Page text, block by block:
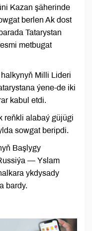
Kazan şäherinde
berlen Ak dost
Tatarystan
metbugat
Milli Lideri
ýene-de iki
kabul etdi.
reňkli alabaý güjügi
sowgat beripdi.
Başlygy
— Yslam
ykdysady
bardy.